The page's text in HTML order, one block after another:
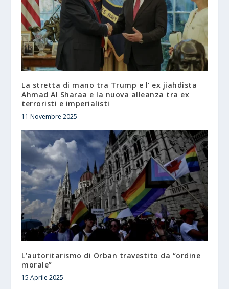
La stretta di mano tra Trump e l’ ex jiahdista
Ahmad Al Sharaa e la nuova alleanza tra ex
terroristi e imperialisti
11 Novembre 2025
L’autoritarismo di Orban travestito da “ordine
morale”
15 Aprile 2025